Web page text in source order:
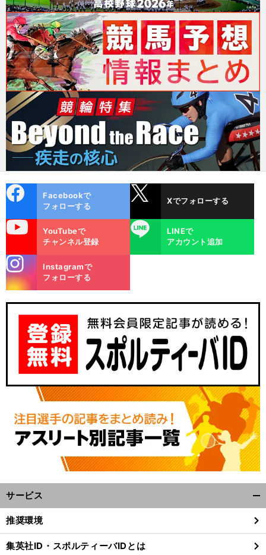
ok
Facebookで
フォローする
Xでフォローする
YouTubeで
チャンネル登録
LINE
LINEで
アカウント追加
m
Instagramで
フォローする
サービス
閉
る
推奨環境
集英社ID・スポルティーバIDとは